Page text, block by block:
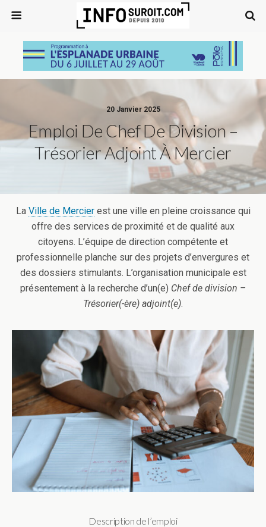
20 Janvier 2025
Emploi De Chef De Division –
Trésorier Adjoint À Mercier
La Ville de Mercierest une ville en pleine croissance qui
offre des services de proximité et de qualité aux
citoyens. L’équipe de direction compétente et
professionnelle planche sur des projets d’envergures et
des dossiers stimulants. L’organisation municipale est
présentement à la recherche d’un(e) Chef de division –
Trésorier(-ère) adjoint(e).
Description de l’emploi